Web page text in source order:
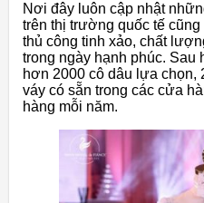
Nơi đây luôn cập nhật
trên thị trường quốc tế
thủ công tinh xảo, chất
trong ngày hạnh phúc. Sau
hơn 2000 cô dâu lựa
váy có sẵn trong các cửa
hàng mỗi năm.